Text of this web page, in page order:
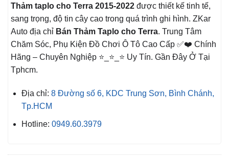
Thảm taplo cho Terra 2015-2022 được thiết kế tinh tế,
sang trọng, độ tin cây cao trong quá trình ghi hình. ZKar
Auto địa chỉ Bán Thảm Taplo cho Terra. Trung Tâm
Chăm Sóc, Phụ Kiện Đồ Chơi Ô Tô Cao Cấp ✅❤️ Chính
Hãng – Chuyên Nghiệp ⭐_⭐_⭐ Uy Tín. Gần Đây Ở Tại
Tphcm.
Địa chỉ: 8 Đường số 6, KDC Trung Sơn, Bình Chánh,
Tp.HCM
Hotline: 0949.60.3979